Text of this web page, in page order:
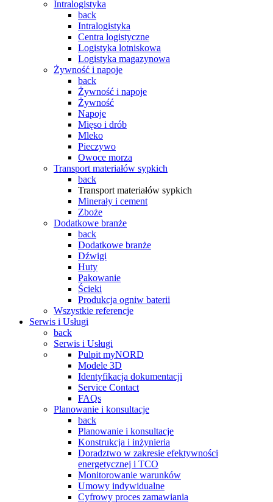
Intralogistyka
back
Intralogistyka
Centra logistyczne
Logistyka lotniskowa
Logistyka magazynowa
Żywność i napoje
back
Żywność i napoje
Żywność
Napoje
Mięso i drób
Mleko
Pieczywo
Owoce morza
Transport materiałów sypkich
back
Transport materiałów sypkich
Minerały i cement
Zboże
Dodatkowe branże
back
Dodatkowe branże
Dźwigi
Huty
Pakowanie
Ścieki
Produkcja ogniw baterii
Wszystkie referencje
Serwis i Usługi
back
Serwis i Usługi
Pulpit myNORD
Modele 3D
Identyfikacja dokumentacji
Service Contact
FAQs
Planowanie i konsultacje
back
Planowanie i konsultacje
Konstrukcja i inżynieria
Doradztwo w zakresie efektywności
energetycznej i TCO
Monitorowanie warunków
Umowy indywidualne
Cyfrowy proces zamawiania